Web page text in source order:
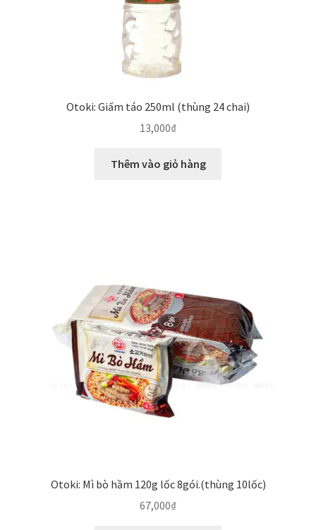
Otoki: Giấm táo 250ml (thùng 24 chai)
13,000₫
Thêm vào giỏ hàng
Otoki: Mì bò hầm 120g lốc 8gói.(thùng 10lốc)
67,000₫